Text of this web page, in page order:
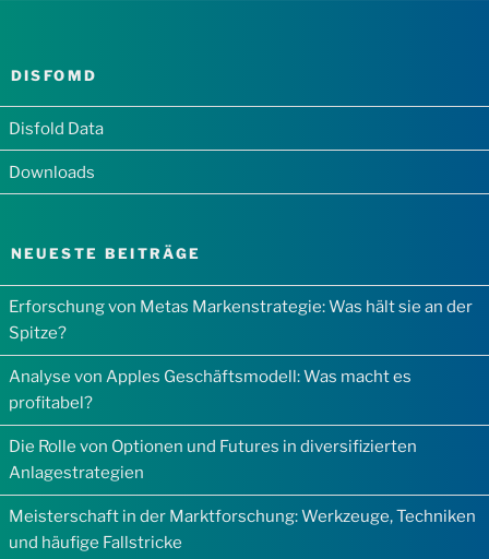
DISFOMD
Disfold Data
Downloads
NEUESTE BEITRÄGE
Erforschung von Metas Markenstrategie: Was hält sie an der
Spitze?
Analyse von Apples Geschäftsmodell: Was macht es
profitabel?
Die Rolle von Optionen und Futures in diversifizierten
Anlagestrategien
Meisterschaft in der Marktforschung: Werkzeuge, Techniken
und häufige Fallstricke